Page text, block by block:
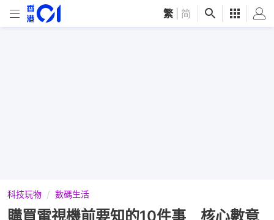
繁 简
科技玩物 數碼生活
購買電視機前要知的10件事 核心數竟